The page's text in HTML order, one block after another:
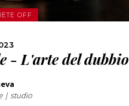
OFF
- L'arte del dubbio
| studio